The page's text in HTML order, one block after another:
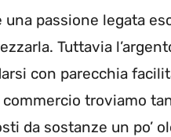
una passione legata
Tuttavia
con parecchia
troviamo
da sostanze un po’